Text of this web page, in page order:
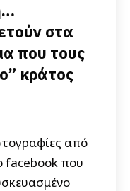
στα
που τους
κράτος
από
facebook που